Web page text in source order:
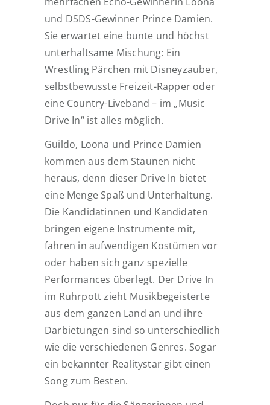
und DSDS-Gewinner Prince Damien.
Sie erwartet eine bunte und höchst
unterhaltsame Mischung: Ein
Wrestling Pärchen mit Disneyzauber,
selbstbewusste Freizeit-Rapper oder
eine Country-Liveband – im „Music
Drive In“ ist alles möglich.
Guildo, Loona und Prince Damien
kommen aus dem Staunen nicht
heraus, denn dieser Drive In bietet
eine Menge Spaß und Unterhaltung.
Die Kandidatinnen und Kandidaten
bringen eigene Instrumente mit,
fahren in aufwendigen Kostümen vor
oder haben sich ganz spezielle
Performances überlegt. Der Drive In
im Ruhrpott zieht Musikbegeisterte
aus dem ganzen Land an und ihre
Darbietungen sind so unterschiedlich
wie die verschiedenen Genres. Sogar
ein bekannter Realitystar gibt einen
Song zum Besten.